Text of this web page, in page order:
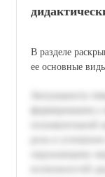
В разделе
ее основные